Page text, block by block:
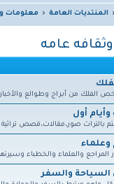
المنتديات العامة معلومات
عامه
الفلك من أبراج وطوالع والأخبار
وأيام أول
بالتراث صور،مقالات،قصص
وعلماء
والعلماء والخطباء
السياحة والسفر